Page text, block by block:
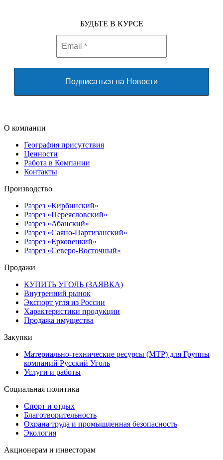
БУДЬТЕ В КУРСЕ
О компании
География присутствия
Ценности
Работа в Компании
Контакты
Производство
Разрез «Кирбинский»
Разрез «Переясловский»
Разрез «Абанский»
Разрез «Саяно-Партизанский»
Разрез «Ерковецкий»
Разрез «Северо-Восточный»
Продажи
КУПИТЬ УГОЛЬ (ЗАЯВКА)
Внутренний рынок
Экспорт угля из России
Характеристики продукции
Продажа имущества
Закупки
Материально-технические ресурсы (МТР) для Группы
компаний Русский Уголь
Услуги и работы
Социальная политика
Спорт и отдых
Благотворительность
Охрана труда и промышленная безопасность
Экология
Акционерам и инвесторам